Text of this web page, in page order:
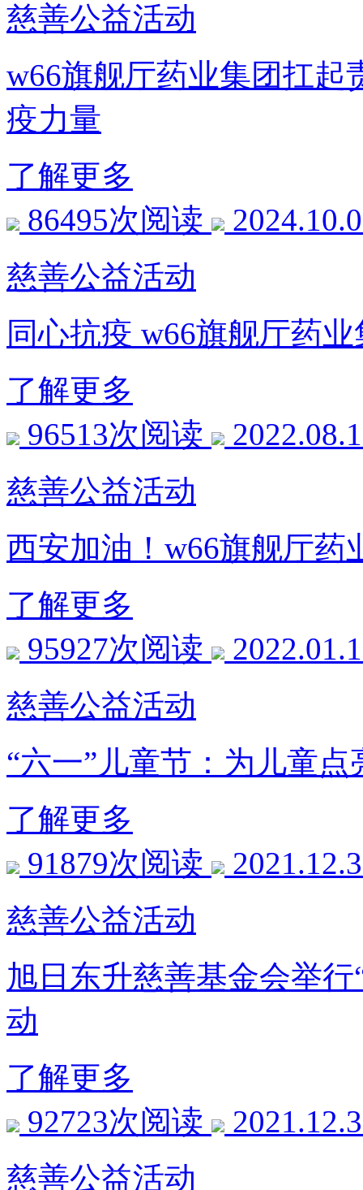
慈善公益活动
w66旗舰厅药业集团扛起
疫力量
了解更多
86495次阅读
慈善公益活动
同心抗疫 w66旗舰厅药
了解更多
96513次阅读
慈善公益活动
西安加油！w66旗舰厅
了解更多
95927次阅读
慈善公益活动
“六一”儿童节：为儿童
了解更多
91879次阅读
慈善公益活动
旭日东升慈善基金会举行“
动
了解更多
92723次阅读
慈善公益活动